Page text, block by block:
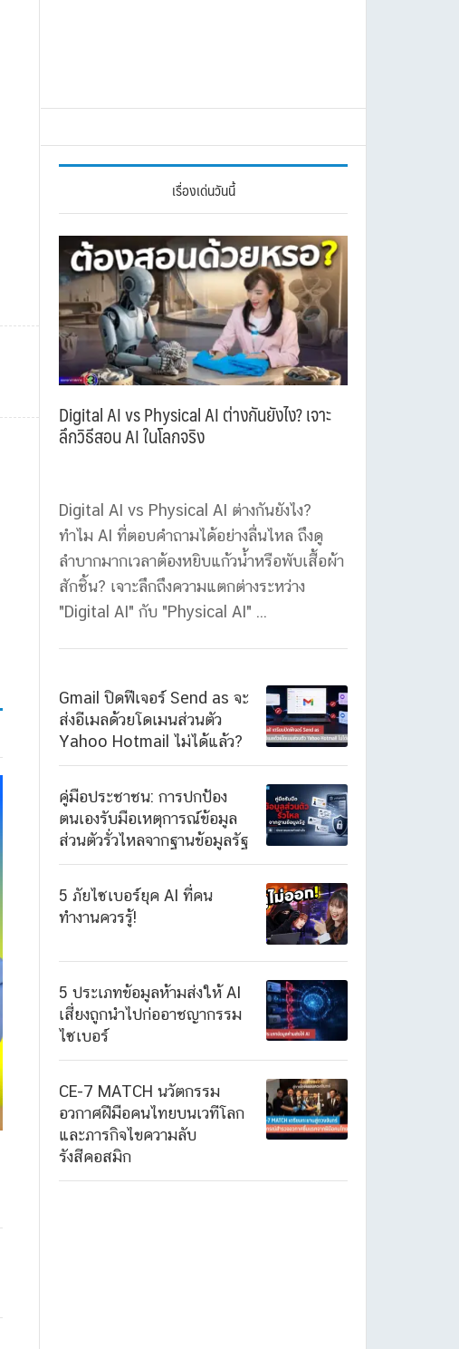
เรื่องเด่นวันนี้
Digital AI vs Physical AI ต่างกันยังไง? เจาะ
ลึกวิธีสอน AI ในโลกจริง
Digital AI vs Physical AI ต่างกันยังไง?
ทำไม AI ที่ตอบคำถามได้อย่างลื่นไหล ถึงดู
ลำบากมากเวลาต้องหยิบแก้วน้ำหรือพับเสื้อผ้า
สักชิ้น? เจาะลึกถึงความแตกต่างระหว่าง
"Digital AI" กับ "Physical AI" ...
Gmail ปิดฟีเจอร์ Send as จะ
ส่งอีเมลด้วยโดเมนส่วนตัว
Yahoo Hotmail ไม่ได้แล้ว?
คู่มือประชาชน: การปกป้อง
ตนเองรับมือเหตุการณ์ข้อมูล
ส่วนตัวรั่วไหลจากฐานข้อมูลรัฐ
5 ภัยไซเบอร์ยุค AI ที่คน
ทำงานควรรู้!
5 ประเภทข้อมูลห้ามส่งให้ AI
เสี่ยงถูกนำไปก่ออาชญากรรม
ไซเบอร์
CE-7 MATCH นวัตกรรม
อวกาศฝีมือคนไทยบนเวทีโลก
และภารกิจไขความลับ
รังสีคอสมิก